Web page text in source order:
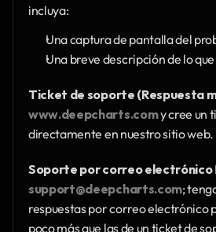
incluya:
Una captura de pantalla del
Una breve descripción de lo
Ticket de soporte (Respuesta
www.deepcharts.com y cree un
directamente en nuestro sitio web.
Soporte por correo electrónico
support@deepcharts.com;
respuestas por correo electrónico
poco más que las de un ticket de